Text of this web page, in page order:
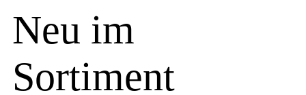
Neu im
Sortiment